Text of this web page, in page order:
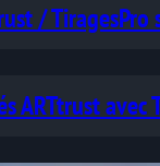
/
ARTtrust avec